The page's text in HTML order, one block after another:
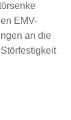
EMV-
an die